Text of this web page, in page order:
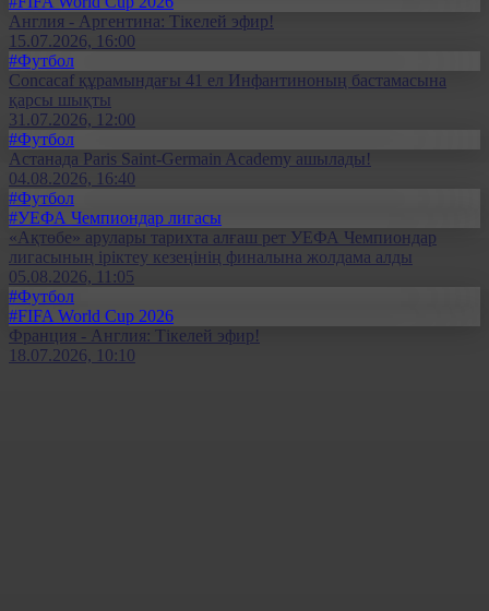
Англия - Аргентина: Тікелей эфир!
15.07.2026, 16:00
#Футбол
Concacaf құрамындағы 41 ел Инфантиноның бастамасына
қарсы шықты
31.07.2026, 12:00
#Футбол
Астанада Paris Saint-Germain Academy ашылады!
04.08.2026, 16:40
#Футбол
#УЕФА Чемпиондар лигасы
«Ақтөбе» арулары тарихта алғаш рет УЕФА Чемпиондар
лигасының іріктеу кезеңінің финалына жолдама алды
05.08.2026, 11:05
#Футбол
#FIFA World Cup 2026
Франция - Англия: Тікелей эфир!
18.07.2026, 10:10